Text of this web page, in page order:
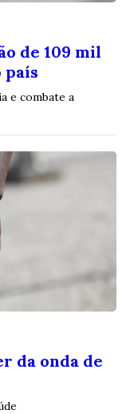
de 109 mil
país
e combate a
da onda de